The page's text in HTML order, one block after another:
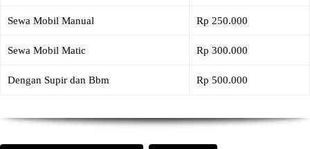
Sewa Mobil Manual Rp 250.000
Sewa Mobil Matic Rp 300.000
Dengan Supir dan Bbm Rp 500.000